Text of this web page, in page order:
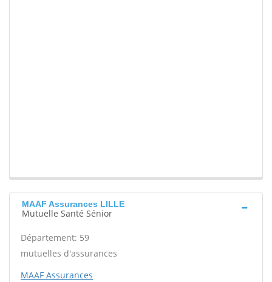
MAAF Assurances LILLE
Mutuelle Santé Sénior
Département: 59
mutuelles d'assurances
MAAF Assurances